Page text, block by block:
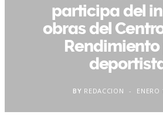
participa del
obras del
BY REDACCION ENERO